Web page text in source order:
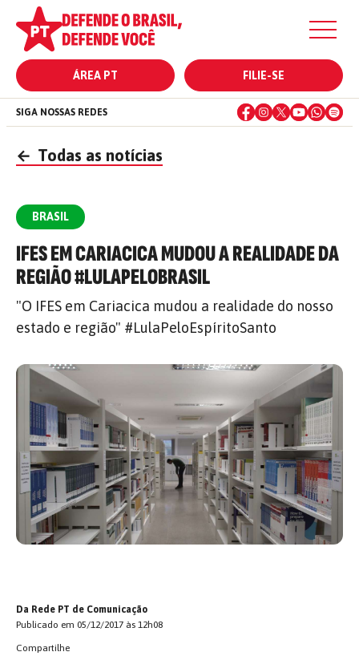
ÁREA PT FILIE-SE
SIGA NOSSAS REDES
← Todas as notícias
BRASIL
IFES EM CARIACICA MUDOU A REALIDADE DA
REGIÃO #LULAPELOBRASIL
"O IFES em Cariacica mudou a realidade do nosso
estado e região" #LulaPeloEspíritoSanto
Da Rede PT de Comunicação
Publicado em 05/12/2017 às 12h08
Compartilhe